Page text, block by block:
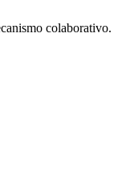
colaborativo.